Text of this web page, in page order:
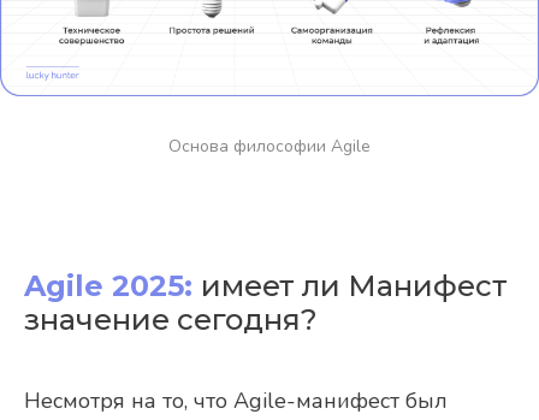
Основа философии Agile
Agile 2025: имеет ли Манифест
значение сегодня?
Несмотря на то, что Agile-манифест был